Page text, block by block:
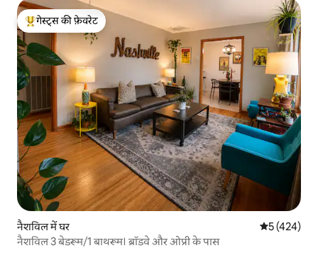
गेस्ट्स का टॉप फ़ेवरेट
गेस्ट्स की फ़ेवरेट
नैशविल में घर औसत रेटिंग 5
5 (424)
नैशविल 3 बेडरूम/1 बाथरूम। ब्रॉडवे और ओप्री के पास